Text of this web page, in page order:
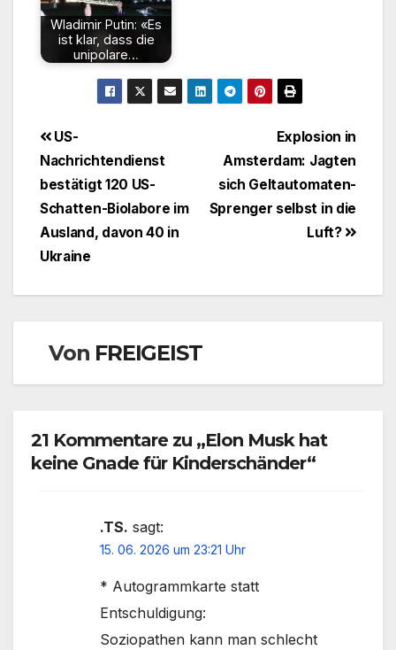
Wladimir Putin: «Es
ist klar, dass die
unipolare…
BeitragsnavigationExplosion in
Amsterdam: Jagten
sich Geltautomaten-
Sprenger selbst in die
Luft?
US-
Nachrichtendienst
bestätigt 120 US-
Schatten-Biolabore im
Ausland, davon 40 in
Ukraine
Von FREIGEIST
21 Kommentare zu „Elon Musk hat
keine Gnade für Kinderschänder“
.TS. sagt:
15. 06. 2026 um 23:21 Uhr
* Autogrammkarte statt
Entschuldigung:
Soziopathen kann man schlecht